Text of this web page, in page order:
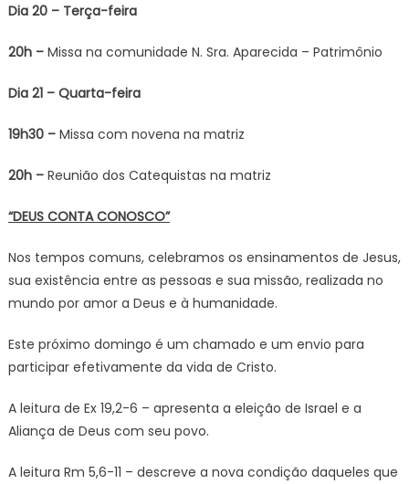
Dia 20 – Terça-feira
20h – Missa na comunidade N. Sra. Aparecida – Patrimônio
Dia 21 – Quarta-feira
19h30 – Missa com novena na matriz
20h – Reunião dos Catequistas na matriz
“DEUS CONTA CONOSCO”
Nos tempos comuns, celebramos os ensinamentos de Jesus,
sua existência entre as pessoas e sua missão, realizada no
mundo por amor a Deus e à humanidade.
Este próximo domingo é um chamado e um envio para
participar efetivamente da vida de Cristo.
A leitura de Ex 19,2-6 – apresenta a eleição de Israel e a
Aliança de Deus com seu povo.
A leitura Rm 5,6-11 – descreve a nova condição daqueles que